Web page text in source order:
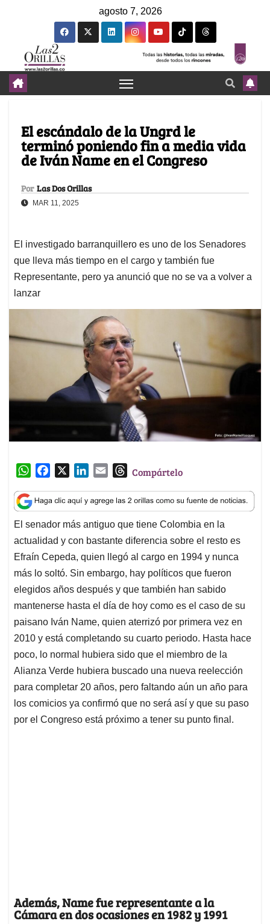
agosto 7, 2026
El escándalo de la Ungrd le
terminó poniendo fin a media vida
de Iván Name en el Congreso
Por Las Dos Orillas
MAR 11, 2025
El investigado barranquillero es uno de los Senadores
que lleva más tiempo en el cargo y también fue
Representante, pero ya anunció que no se va a volver a
lanzar
W
a
t
s
A
p
p
c
e
b
o
o
k
n
k
e
d
I
n
a
i
l
T
r
e
a
d
s
Compártelo
El senador más antiguo que tiene Colombia en la
actualidad y con bastante diferencia sobre el resto es
Efraín Cepeda, quien llegó al cargo en 1994 y nunca
más lo soltó. Sin embargo, hay políticos que fueron
elegidos años después y que también han sabido
mantenerse hasta el día de hoy como es el caso de su
paisano Iván Name, quien aterrizó por primera vez en
2010 y está completando su cuarto periodo. Hasta hace
poco, lo normal hubiera sido que el miembro de la
Alianza Verde hubiera buscado una nueva reelección
para completar 20 años, pero faltando aún un año para
los comicios ya confirmó que no será así y que su paso
por el Congreso está próximo a tener su punto final.
Además, Name fue representante a la
Cámara en dos ocasiones en 1982 y 1991